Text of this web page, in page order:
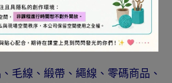
再提供折扣優惠。
螢幕色差而有所差異，實際
有不同，將以實際出貨商品
毛線、緞帶、繩線、零碼商品、